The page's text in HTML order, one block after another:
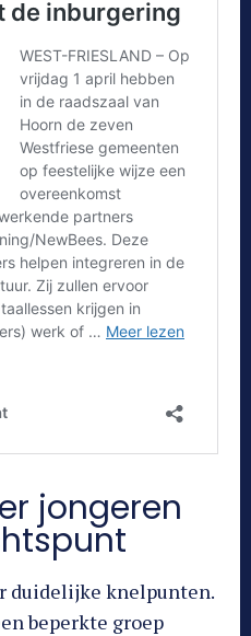
jongeren
duidelijke knelpunten.
beperkte groep